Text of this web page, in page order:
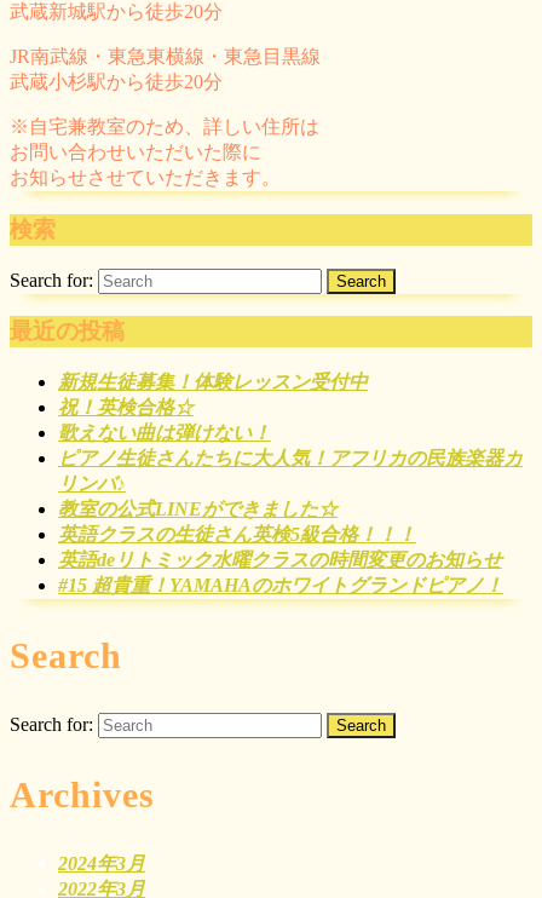
武蔵新城駅から徒歩20分
JR南武線・東急東横線・東急目黒線
武蔵小杉駅から徒歩20分
※自宅兼教室のため、詳しい住所は
お問い合わせいただいた際に
お知らせさせていただきます。
検索
Search for:
最近の投稿
新規生徒募集！体験レッスン受付中
祝！英検合格☆
歌えない曲は弾けない！
ピアノ生徒さんたちに大人気！アフリカの民族楽器カ
リンバ♪
教室の公式LINEができました☆
英語クラスの生徒さん英検5級合格！！！
英語deリトミック水曜クラスの時間変更のお知らせ
#15 超貴重！YAMAHAのホワイトグランドピアノ！
Search
Search for:
Archives
2024年3月
2022年3月